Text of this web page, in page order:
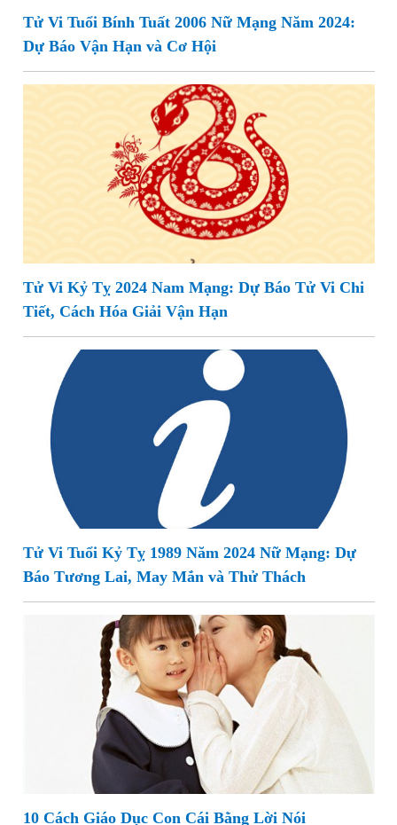
Tử Vi Tuổi Bính Tuất 2006 Nữ Mạng Năm 2024:
Dự Báo Vận Hạn và Cơ Hội
Tử Vi Kỷ Tỵ 2024 Nam Mạng: Dự Báo Tử Vi Chi
Tiết, Cách Hóa Giải Vận Hạn
Tử Vi Tuổi Kỷ Tỵ 1989 Năm 2024 Nữ Mạng: Dự
Báo Tương Lai, May Mắn và Thử Thách
10 Cách Giáo Dục Con Cái Bằng Lời Nói